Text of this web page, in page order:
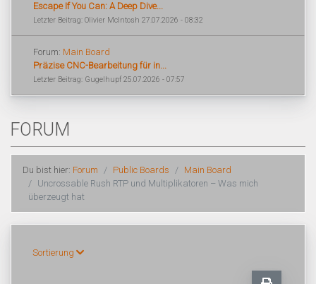
Escape If You Can: A Deep Dive...
Letzter Beitrag: Olivier McIntosh 27.07.2026 - 08:32
Forum: Main Board
Präzise CNC-Bearbeitung für in...
Letzter Beitrag: Gugelhupf 25.07.2026 - 07:57
FORUM
Du bist hier: Forum Public Boards
Main Board
Uncrossable Rush RTP und Multiplikatoren – Was mich
überzeugt hat
Sortierung